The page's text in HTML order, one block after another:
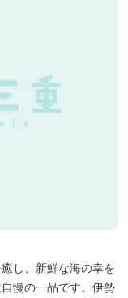
し、新鮮な海の幸を
慢の一品です。伊勢